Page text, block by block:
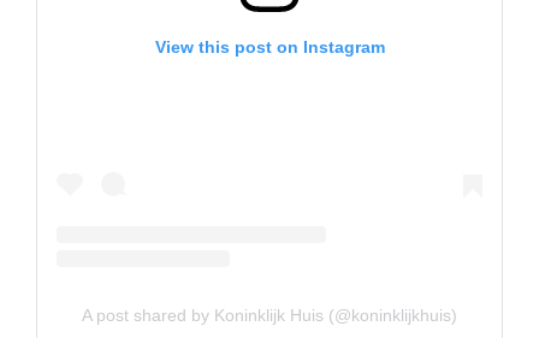
View this post on Instagram
A post shared by Koninklijk Huis (@koninklijkhuis)